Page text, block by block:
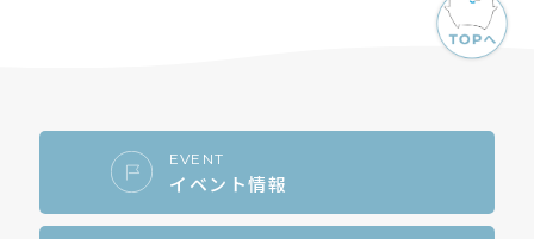
EVENT
イベント情報